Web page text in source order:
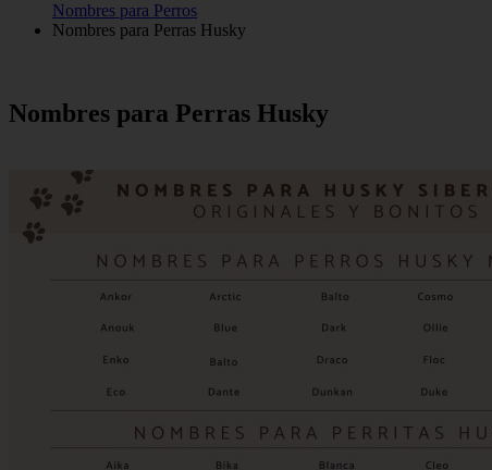
Nombres para Perros
Nombres para Perras Husky
Nombres para Perras Husky